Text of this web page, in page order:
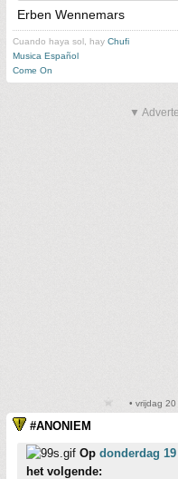
Erben Wennemars
Cuando haya sol, hay Chufi
Musica Español
Come On
▼
• vrijdag
#ANONIEM
Op donderdag
het volgende: